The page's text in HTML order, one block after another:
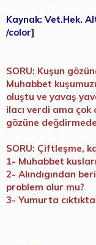
Kaynak: Vet.Hek.
/color]
SORU: Kuşun
Muhabbet
oluştu ve yavaş
ilacı verdi ama çok
gözüne
SORU: Çiftleşme,
1- Muhabbet
2- Alındıgından
problem olur mu?
3- Yumurta